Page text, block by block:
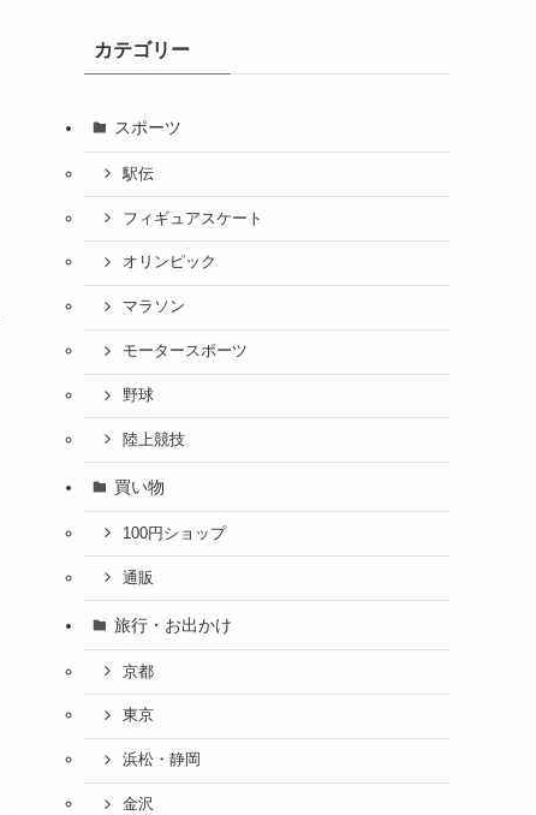
カテゴリー
スポーツ
駅伝
フィギュアスケート
オリンピック
マラソン
モータースポーツ
野球
陸上競技
買い物
100円ショップ
通販
旅行・お出かけ
京都
東京
浜松・静岡
金沢